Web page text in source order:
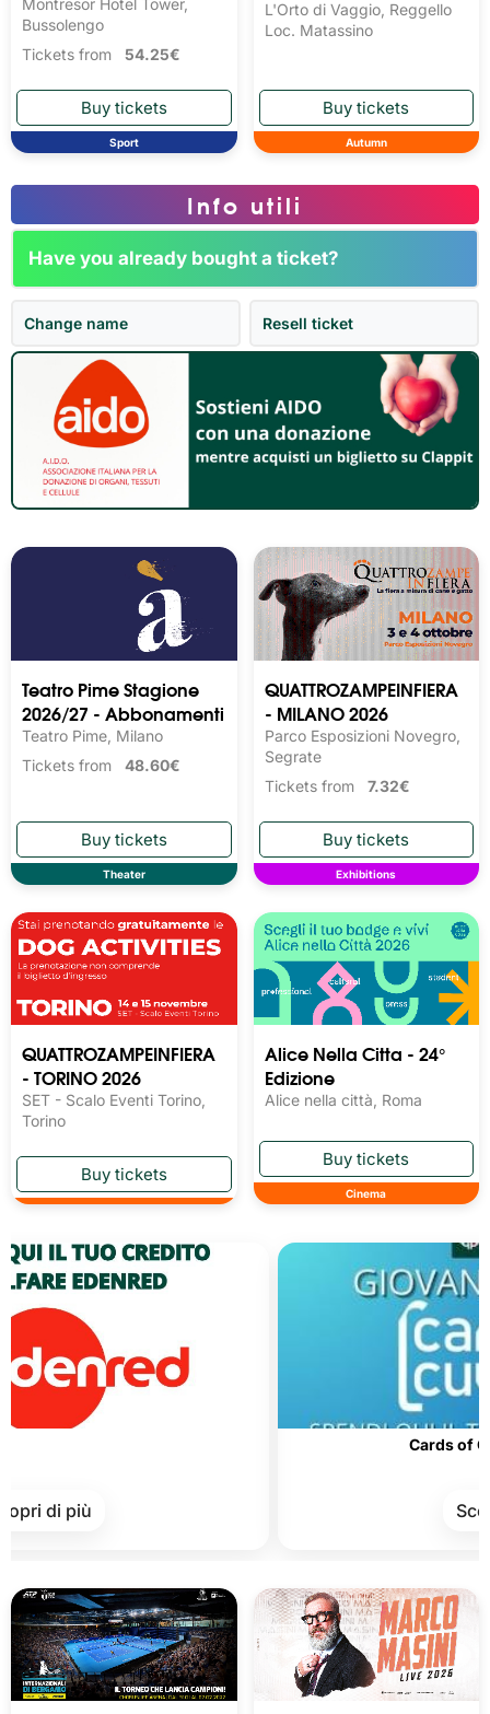
Montresor Hotel Tower,
Bussolengo
Tickets from 54.25€
Sport
L'Orto di Vaggio, Reggello
Loc. Matassino
Autumn
Teatro Pime Stagione
2026/27 - Abbonamenti
Teatro Pime, Milano
Tickets from 48.60€
Theater
QUATTROZAMPEINFIERA
- MILANO 2026
Parco Esposizioni Novegro,
Segrate
Tickets from 7.32€
Exhibitions
QUATTROZAMPEINFIERA
- TORINO 2026
SET - Scalo Eventi Torino,
Torino
Alice Nella Citta - 24°
Edizione
Alice nella città, Roma
Cinema
Info utili
Have you already bought a ticket?
Change name Resell ticket
più
Cards of Culture
Scopri di